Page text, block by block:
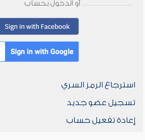
أو الدخول بحساب
استرجاع الرمز السري
تسجيل عضو جديد
إعادة تفعيل حساب